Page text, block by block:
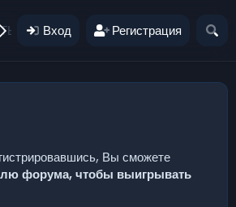
ПОЖЕРТВОВАНИЯ
Вход Регистрация
Вы сможете
форума, чтобы выигрывать